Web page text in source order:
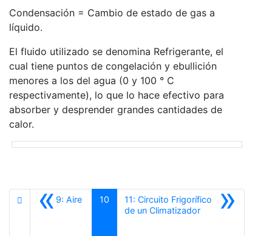
Condensación = Cambio de estado de gas a
líquido.
El fluido utilizado se denomina Refrigerante, el
cual tiene puntos de congelación y ebullición
menores a los del agua (0 y 100 ° C
respectivamente), lo que lo hace efectivo para
absorber y desprender grandes cantidades de
calor.
«9: Aire 10 »
11: Circuito Frigorífico
de un ClimatizadorSiguiente